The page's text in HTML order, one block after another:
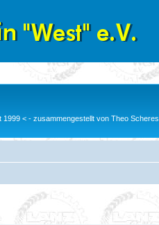
< - zusammengestellt von Theo Scheres